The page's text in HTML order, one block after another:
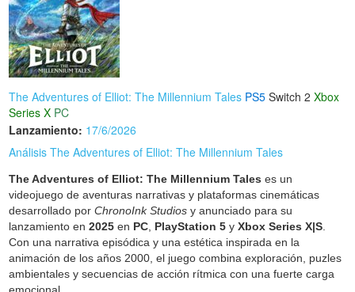
The Adventures of Elliot: The Millennium Tales PS5 Switch 2 Xbox
Series X PC
Lanzamiento: 17/6/2026
Análisis The Adventures of Elliot: The Millennium Tales
The Adventures of Elliot: The Millennium Tales es un
videojuego de aventuras narrativas y plataformas cinemáticas
desarrollado porChronoInk Studios y anunciado para su
lanzamiento en2025 en PC PlayStation 5 yXbox Series X|S
Con una narrativa episódica y una estética inspirada en la
animación de los años 2000, el juego combina exploración, puzles
ambientales y secuencias de acción rítmica con una fuerte carga
emocional.